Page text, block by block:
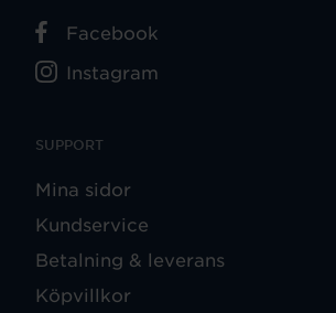
SUPPORT
Mina sidor
Kundservice
Betalning & leverans
Köpvillkor
Facebook
Instagram